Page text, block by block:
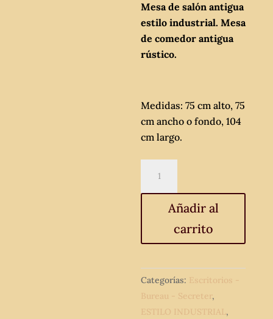
Mesa de salón antigua
estilo industrial. Mesa
de comedor antigua
rústico.
Medidas: 75 cm alto, 75
cm ancho o fondo, 104
cm largo.
mesa
taller.
salón
estilo
industrial.
Mesa
Añadir al
carrito
Categorías: Escritorios -
Bureau - Secreter,
ESTILO INDUSTRIAL,